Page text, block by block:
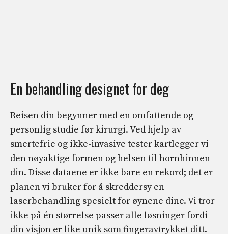
En behandling designet for deg
Reisen din begynner med en omfattende og
personlig studie før kirurgi. Ved hjelp av
smertefrie og ikke-invasive tester kartlegger vi
den nøyaktige formen og helsen til hornhinnen
din. Disse dataene er ikke bare en rekord; det er
planen vi bruker for å skreddersy en
laserbehandling spesielt for øynene dine. Vi tror
ikke på én størrelse passer alle løsninger fordi
din visjon er like unik som fingeravtrykket ditt.